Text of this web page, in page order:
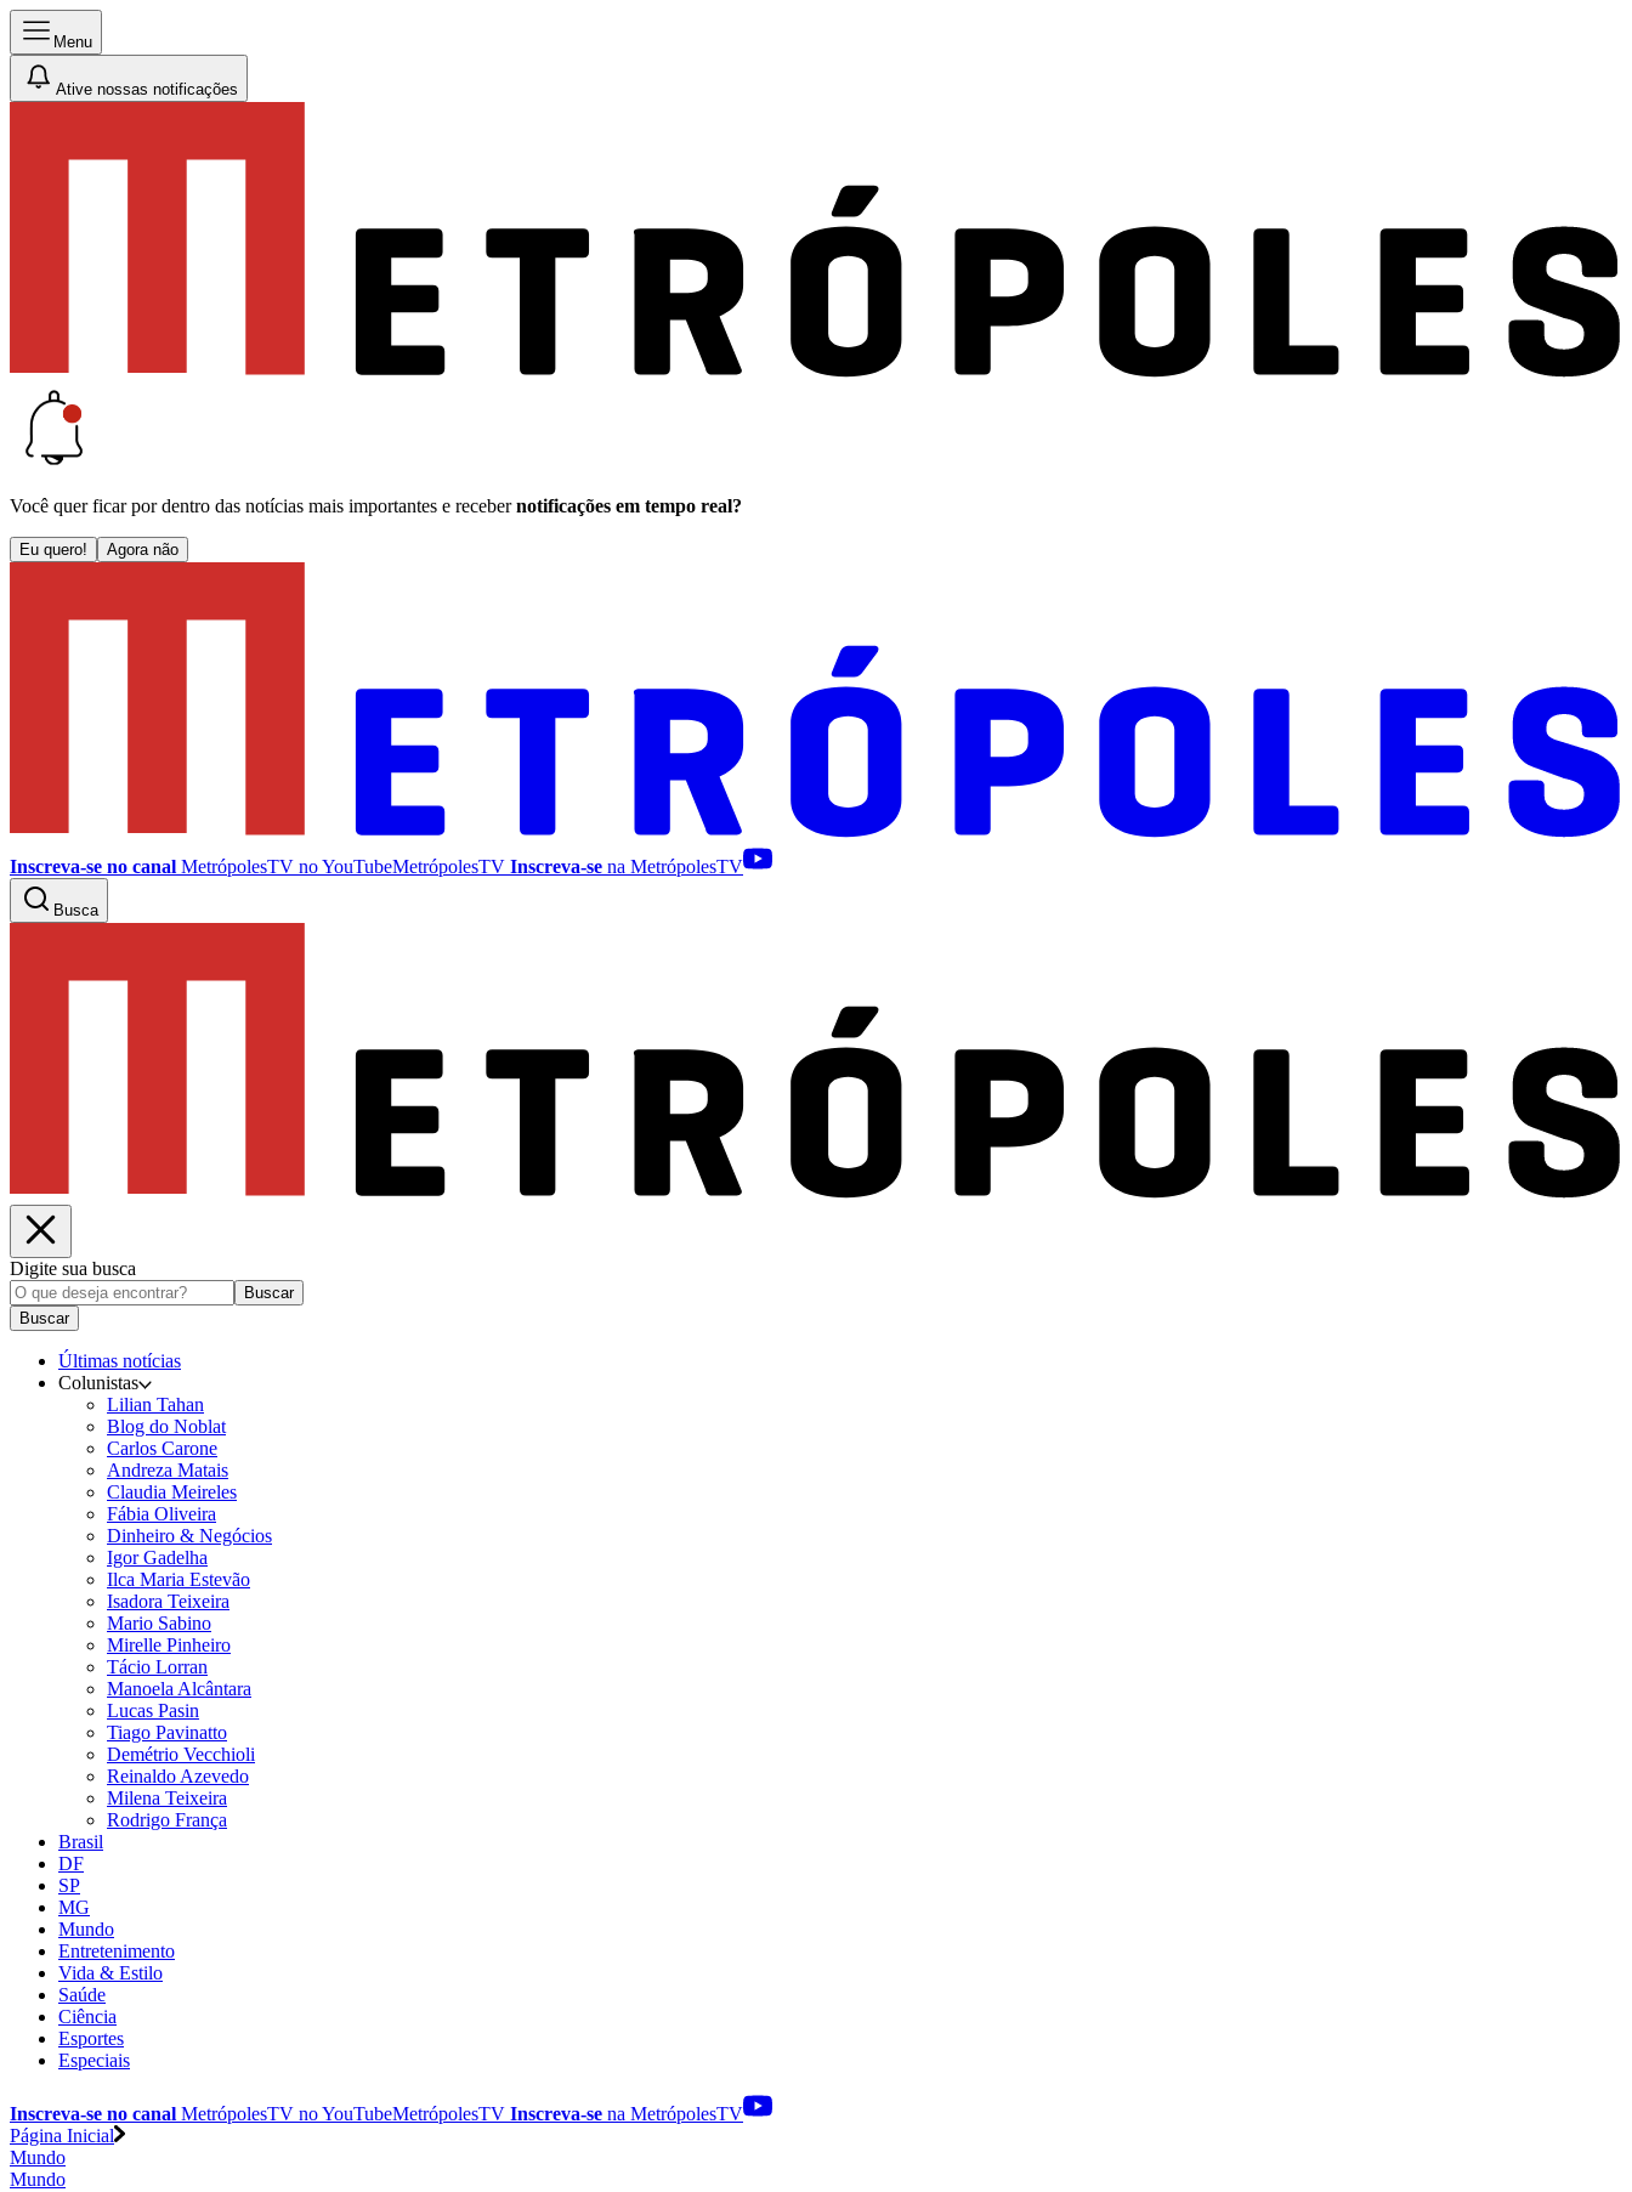
Menu
Ative nossas notificações
Você quer ficar por dentro das notícias mais importantes e receber notificações em tempo real?
Eu quero! Agora não
Inscreva-se no canal MetrópolesTV noYouTubeMetrópolesTV Inscreva-se na MetrópolesTV
Busca
Digite sua busca
Buscar
Buscar
Últimas notícias
Colunistas
Lilian Tahan
Blog do Noblat
Carlos Carone
Andreza Matais
Claudia Meireles
Fábia Oliveira
Dinheiro & Negócios
Igor Gadelha
Ilca Maria Estevão
Isadora Teixeira
Mario Sabino
Mirelle Pinheiro
Tácio Lorran
Manoela Alcântara
Lucas Pasin
Tiago Pavinatto
Demétrio Vecchioli
Reinaldo Azevedo
Milena Teixeira
Rodrigo França
Brasil
DF
SP
MG
Mundo
Entretenimento
Vida & Estilo
Saúde
Ciência
Esportes
Especiais
Inscreva-se no canal MetrópolesTV noYouTubeMetrópolesTV Inscreva-se na MetrópolesTV
Página Inicial
Mundo
Mundo